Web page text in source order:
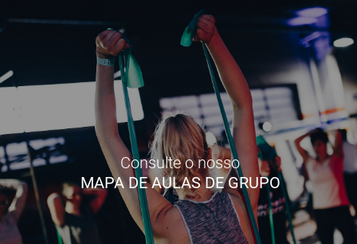
Consulte o nosso
MAPA DE AULAS DE GRUPO